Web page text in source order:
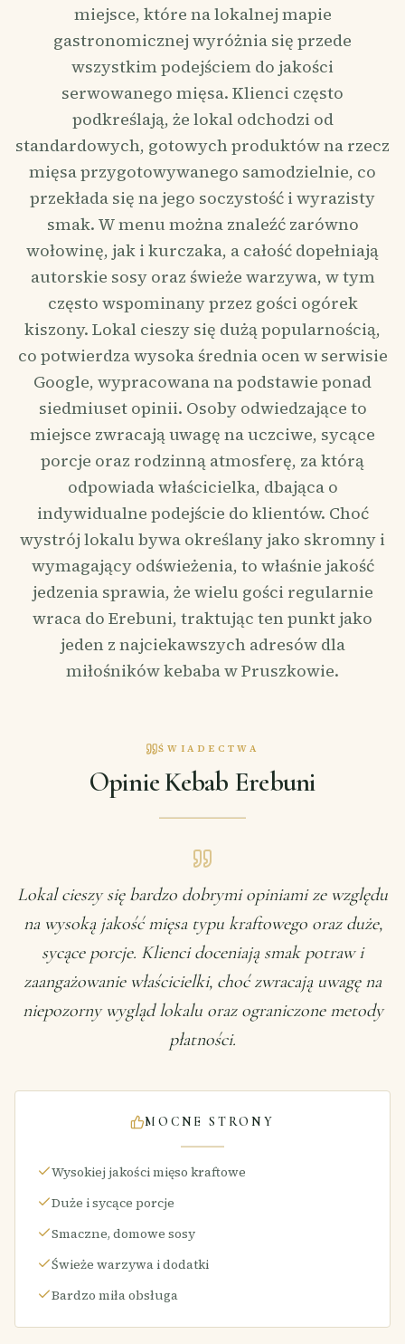
miejsce, które na lokalnej mapie
gastronomicznej wyróżnia się przede
wszystkim podejściem do jakości
serwowanego mięsa. Klienci często
podkreślają, że lokal odchodzi od
standardowych, gotowych produktów na rzecz
mięsa przygotowywanego samodzielnie, co
przekłada się na jego soczystość i wyrazisty
smak. W menu można znaleźć zarówno
wołowinę, jak i kurczaka, a całość dopełniają
autorskie sosy oraz świeże warzywa, w tym
często wspominany przez gości ogórek
kiszony. Lokal cieszy się dużą popularnością,
co potwierdza wysoka średnia ocen w serwisie
Google, wypracowana na podstawie ponad
siedmiuset opinii. Osoby odwiedzające to
miejsce zwracają uwagę na uczciwe, sycące
porcje oraz rodzinną atmosferę, za którą
odpowiada właścicielka, dbająca o
indywidualne podejście do klientów. Choć
wystrój lokalu bywa określany jako skromny i
wymagający odświeżenia, to właśnie jakość
jedzenia sprawia, że wielu gości regularnie
wraca do Erebuni, traktując ten punkt jako
jeden z najciekawszych adresów dla
miłośników kebaba w Pruszkowie.
ŚWIADECTWA
Opinie Kebab Erebuni
Lokal cieszy się bardzo dobrymi opiniami ze względu
na wysoką jakość mięsa typu kraftowego oraz duże,
sycące porcje. Klienci doceniają smak potraw i
zaangażowanie właścicielki, choć zwracają uwagę na
niepozorny wygląd lokalu oraz ograniczone metody
płatności.
MOCNE STRONY
Wysokiej jakości mięso kraftowe
Duże i sycące porcje
Smaczne, domowe sosy
Świeże warzywa i dodatki
Bardzo miła obsługa